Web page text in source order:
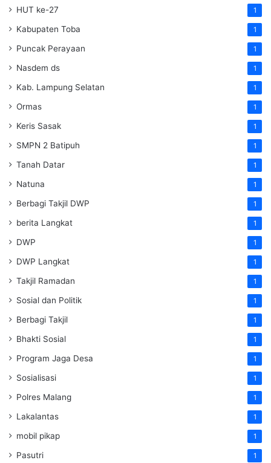
HUT ke-27 1
Kabupaten Toba 1
Puncak Perayaan 1
Nasdem ds 1
Kab. Lampung Selatan 1
Ormas 1
Keris Sasak 1
SMPN 2 Batipuh 1
Tanah Datar 1
Natuna 1
Berbagi Takjil DWP 1
berita Langkat 1
DWP 1
DWP Langkat 1
Takjil Ramadan 1
Sosial dan Politik 1
Berbagi Takjil 1
Bhakti Sosial 1
Program Jaga Desa 1
Sosialisasi 1
Polres Malang 1
Lakalantas 1
mobil pikap 1
Pasutri 1